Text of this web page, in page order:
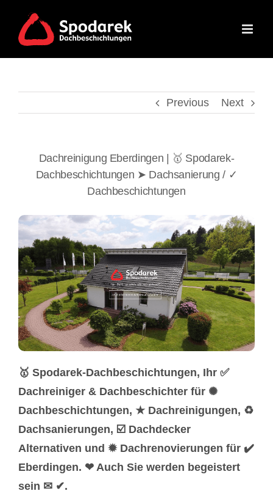
content
Previous Next
Dachreinigung Eberdingen | 🥇 Spodarek-
Dachbeschichtungen ➤ Dachsanierung / ✓
Dachbeschichtungen
🥇 Spodarek-Dachbeschichtungen, Ihr ✅
Dachreiniger & Dachbeschichter für ✺
Dachbeschichtungen, ★ Dachreinigungen, ♻
Dachsanierungen, ☑️ Dachdecker
Alternativen und ✹ Dachrenovierungen für ✔️
Eberdingen. ❤ Auch Sie werden begeistert
sein ✉ ✔.